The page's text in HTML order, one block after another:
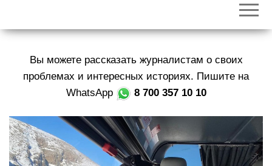
к
р
в
г
Вы можете рассказать журналистам о своих
проблемах и интересных историях. Пишите на
WhatsApp
8 700 357 10 10